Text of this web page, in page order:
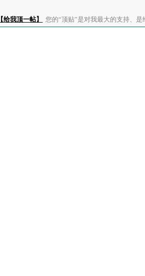
【给我顶一帖】 您的“顶贴”是对我最大的支持、